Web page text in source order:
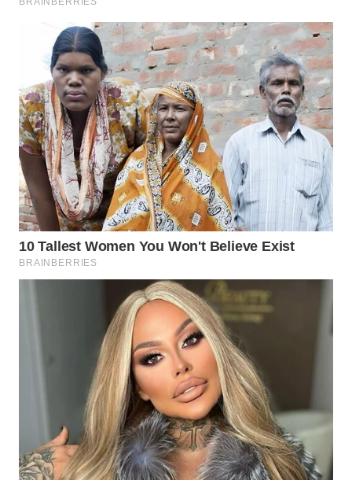
KALTIM
WN
SULSEL
WN
GORONTALO
WN
SULUT
WN
MALUKU
WN
DANAU
TOBA